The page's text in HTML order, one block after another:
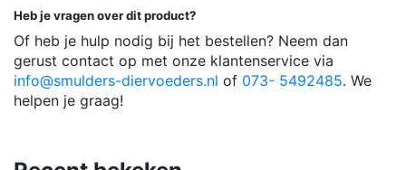
Heb je vragen over dit product?
Of heb je hulp nodig bij het bestellen? Neem dan
gerust contact op met onze klantenservice via
info@smulders-diervoeders.nl of 073- 5492485. We
helpen je graag!